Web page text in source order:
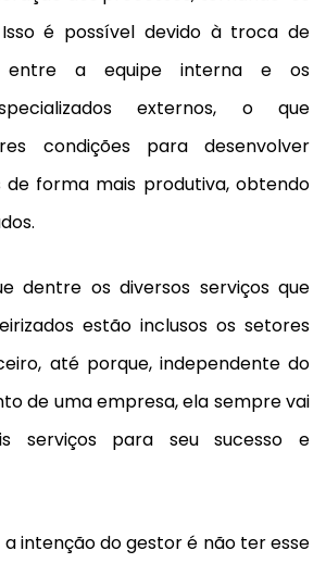
é possível devido à troca de
entre a equipe interna e os
externos, o que
condições para desenvolver
forma mais produtiva, obtendo
dentre os diversos serviços que
estão inclusos os setores
até porque, independente do
de uma empresa, ela sempre vai
serviços para seu sucesso e
a intenção do gestor é não ter esse